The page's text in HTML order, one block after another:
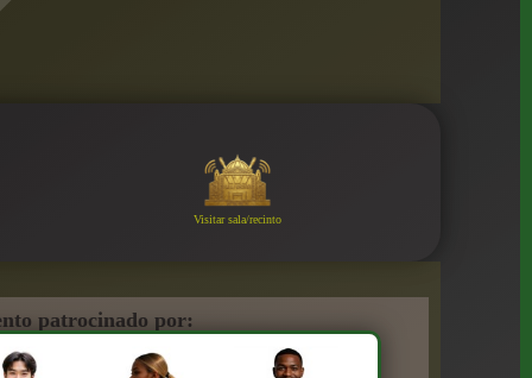
Visitar sala/recinto
patrocinado por: